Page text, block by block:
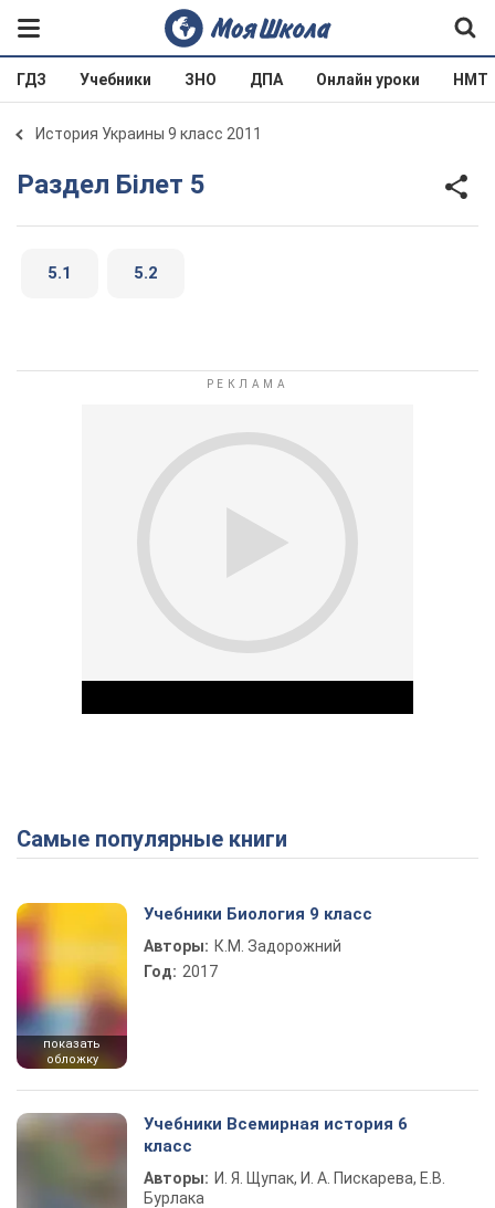
ГДЗ Учебники ЗНО ДПА Онлайн уроки НМТ
История Украины 9 класс 2011
Раздел Білет 5
5.1 5.2
Play Video
Самые популярные книги
показать
обложку
Учебники Биология 9 класс
Авторы: К.М. Задорожний
Год: 2017
Учебники Всемирная история 6
класс
Авторы: И. Я. Щупак, И. А. Пискарева, Е.В.
Бурлака